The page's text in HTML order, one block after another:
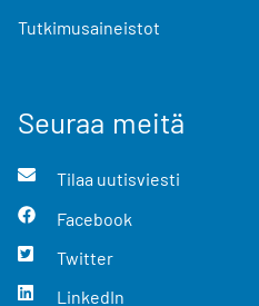
Tutkimusaineistot
Seuraa meitä
Tilaa uutisviesti
Facebook
Twitter
LinkedIn